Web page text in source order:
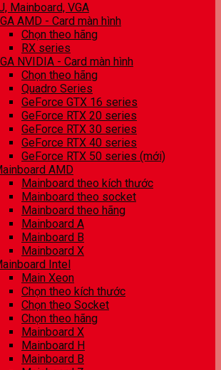
Mainboard, VGA
AMD - Card màn hình
Chọn theo hãng
RX series
NVIDIA - Card màn hình
Chọn theo hãng
Quadro Series
GeForce GTX 16 series
GeForce RTX 20 series
GeForce RTX 30 series
GeForce RTX 40 series
GeForce RTX 50 series (mới)
AMD
Mainboard theo kích thước
Mainboard theo socket
Mainboard theo hãng
Mainboard A
Mainboard B
Mainboard X
Intel
Main Xeon
Chọn theo kích thước
Chọn theo Socket
Chọn theo hãng
Mainboard X
Mainboard H
Mainboard B